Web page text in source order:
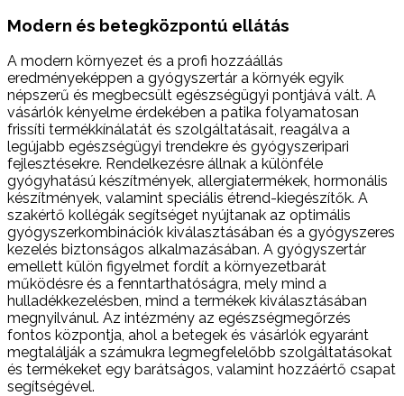
Modern és betegközpontú ellátás
A modern környezet és a profi hozzáállás
eredményeképpen a gyógyszertár a környék egyik
népszerű és megbecsült egészségügyi pontjává vált. A
vásárlók kényelme érdekében a patika folyamatosan
frissíti termékkínálatát és szolgáltatásait, reagálva a
legújabb egészségügyi trendekre és gyógyszeripari
fejlesztésekre. Rendelkezésre állnak a különféle
gyógyhatású készítmények, allergiatermékek, hormonális
készítmények, valamint speciális étrend-kiegészítők. A
szakértő kollégák segítséget nyújtanak az optimális
gyógyszerkombinációk kiválasztásában és a gyógyszeres
kezelés biztonságos alkalmazásában. A gyógyszertár
emellett külön figyelmet fordít a környezetbarát
működésre és a fenntarthatóságra, mely mind a
hulladékkezelésben, mind a termékek kiválasztásában
megnyilvánul. Az intézmény az egészségmegőrzés
fontos központja, ahol a betegek és vásárlók egyaránt
megtalálják a számukra legmegfelelőbb szolgáltatásokat
és termékeket egy barátságos, valamint hozzáértő csapat
segítségével.